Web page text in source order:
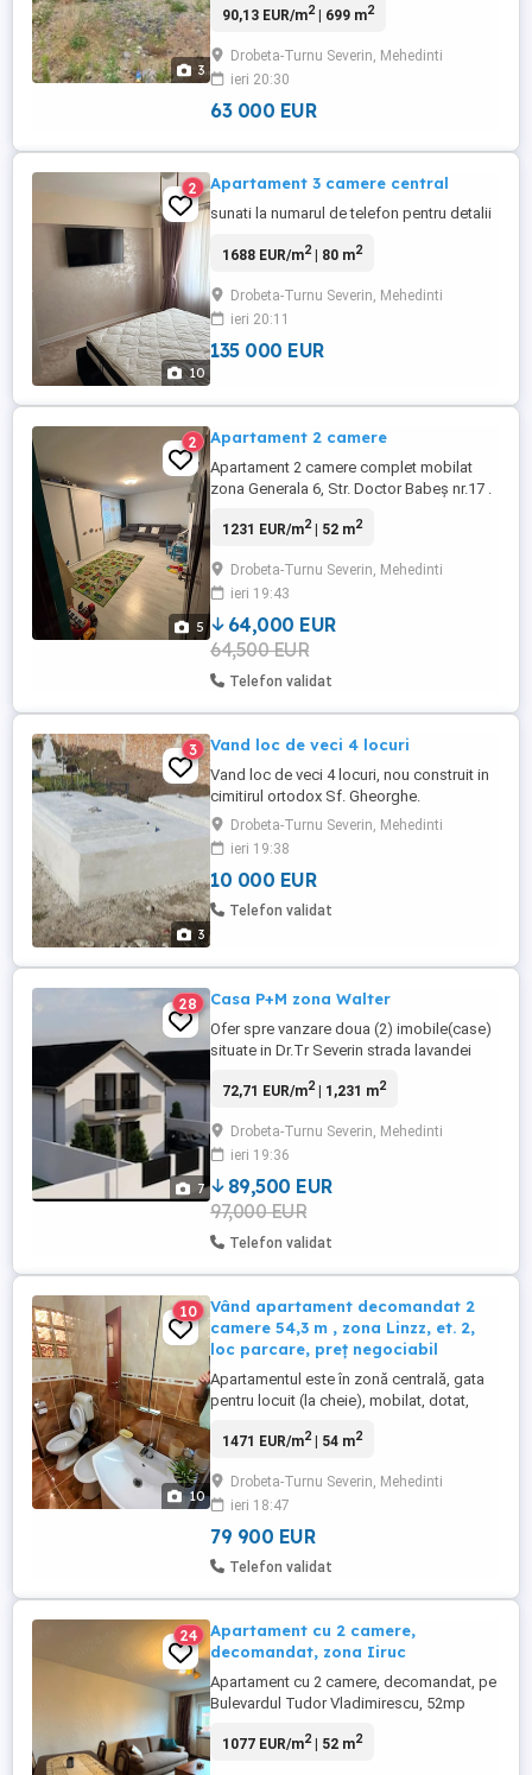
3
90,13 EUR/m2| 699 m2
Drobeta-Turnu Severin, Mehedinti
ieri 20:30
63 000 EUR
10
2 Apartament 3 camere central
sunati la numarul de telefon pentru detalii
1688 EUR/m2| 80 m2
Drobeta-Turnu Severin, Mehedinti
ieri 20:11
135 000 EUR
5
2 Apartament 2 camere
Apartament 2 camere complet mobilat
zona Generala 6, Str. Doctor Babeş nr.17 .
modern și primitor cu 2 camere, situat într-
Drobeta-Turnu Severin Şcoala Generala
nr.6. Locuința are o suprafață utilă
generoasă de 52mp, fiind ...
1231 EUR/m2| 52 m2
Drobeta-Turnu Severin, Mehedinti
ieri 19:43
64,000 EUR
64,500 EUR
Telefon validat
3
3 Vand loc de veci 4 locuri
Vand loc de veci 4 locuri, nou construit in
cimitirul ortodox Sf. Gheorghe.
Drobeta-Turnu Severin, Mehedinti
ieri 19:38
10 000 EUR
Telefon validat
7
28 Casa P+M zona Walter
Ofer spre vanzare doua (2) imobile(case)
situate in Dr.Tr Severin strada lavandei
nou la 5 minute de multe puncte
,scoli,piata,profi,penny,caufland,liceu etc)
Casele beneficiaza de strada asfaltata ,
gaze, apa, canal, toate find trase in ...
72,71 EUR/m2| 1,231 m2
Drobeta-Turnu Severin, Mehedinti
ieri 19:36
89,500 EUR
97,000 EUR
Telefon validat
10
10
Vând apartament decomandat 2
camere 54,3 m , zona Linzz, et. 2,
loc parcare, preț negociabil
Apartamentul este în zonă centrală, gata
pentru locuit (la cheie), mobilat, dotat,
asigura racire pe toata suprafata
frigider, hotă, aragaz). *Trebuie neapărat
menționat faptul că este o zona liniștită si
sigura (acest ...
1471 EUR/m2| 54 m2
Drobeta-Turnu Severin, Mehedinti
ieri 18:47
79 900 EUR
Telefon validat
24
Apartament cu 2 camere,
decomandat, zona Iiruc
Apartament cu 2 camere, decomandat, pe
Bulevardul Tudor Vladimirescu, 52mp
Etaj 4, hidroizolatie dubla Aer conditionat
1077 EUR/m2| 52 m2